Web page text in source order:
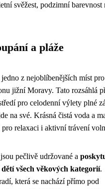
svěžest, podzimní barevnost
a pláže
jedno z nejoblíbenějších míst
jižní Moravy. Tato rozsáhlá
pro celodenní výlety plné
na své. Krásná čistá voda a
relaxaci i aktivní trávení
pečlivě udržované a
všech věkových kategorií.
která se nachází přímo pod